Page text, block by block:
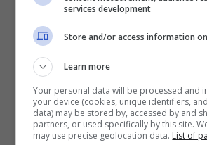
Nella casa più spiata d’Italia
modo di fare e il suo
poco l’attenzione dei
services development
Store and/or access information
Learn more
Your personal data will be processed and
your device (cookies, unique identifiers,
data) may be stored by, accessed by and
partners, or used specifically by this site.
may use precise geolocation data. List of